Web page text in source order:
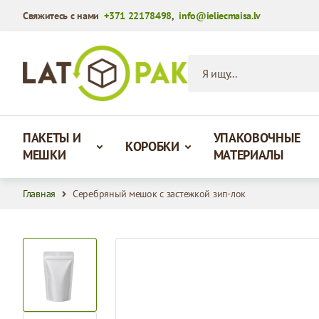
Свяжитесь с нами+371 22178498,info@ieliecmaisa.lv
ПАКЕТЫ И
МЕШКИ
КОРОБКИ
УПАКОВОЧНЫЕ
МАТЕРИАЛЫ
Главная Серебряный мешок с застежкой зип-лок